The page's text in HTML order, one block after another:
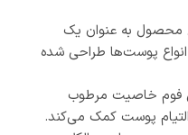
محصول به عنوان یک
پوست‌ها طراحی شده
فوم خاصیت مرطوب
پوست کمک می‌کند.